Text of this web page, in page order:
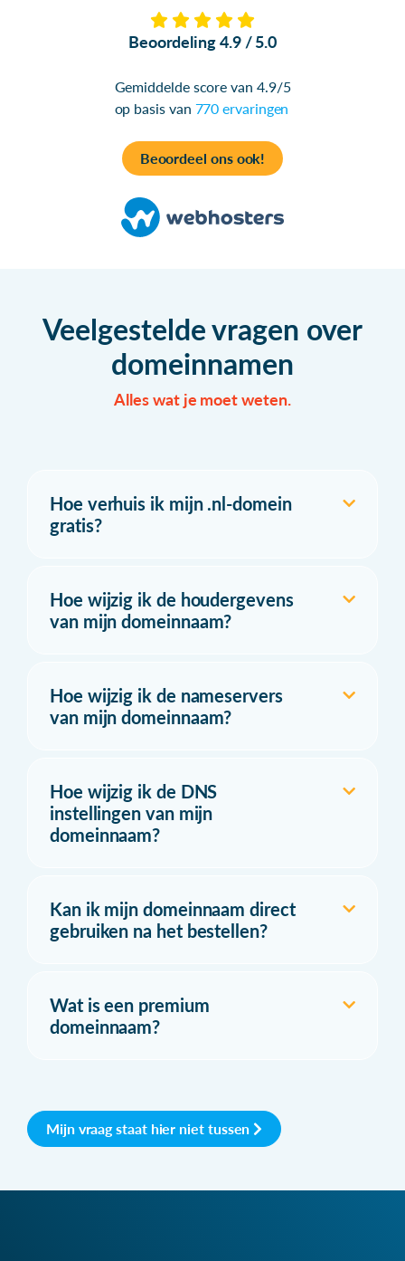
Beoordeling 4.9 / 5.0
Gemiddelde score van 4.9/5
op basis van 770 ervaringen
Beoordeel ons ook!
Veelgestelde vragen over
domeinnamen
Alles wat je moet weten.
Hoe verhuis ik mijn .nl-domein
gratis?
Hoe wijzig ik de houdergevens
van mijn domeinnaam?
Hoe wijzig ik de nameservers
van mijn domeinnaam?
Hoe wijzig ik de DNS
instellingen van mijn
domeinnaam?
Kan ik mijn domeinnaam direct
gebruiken na het bestellen?
Wat is een premium
domeinnaam?
Mijn vraag staat hier niet tussen